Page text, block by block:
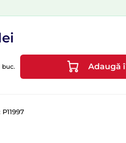
buc. Adaugă
P11997